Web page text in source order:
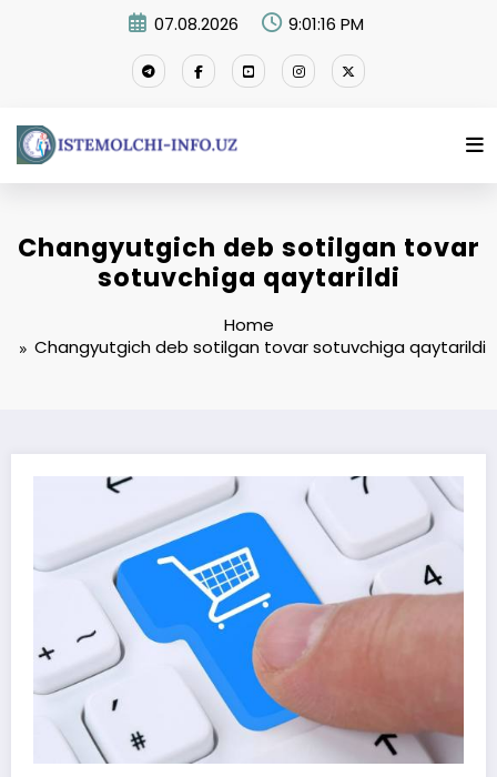
07.08.2026 9:01:17 PM
Changyutgich deb sotilgan tovar
sotuvchiga qaytarildi
Home
Changyutgich deb sotilgan tovar sotuvchiga qaytarildi